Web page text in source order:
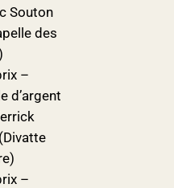
Souton
des
–
d’argent
–